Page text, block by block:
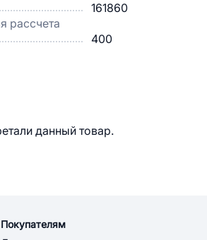
161860
рассчета
400
данный товар.
Покупателям